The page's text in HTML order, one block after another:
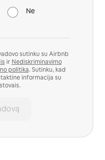
Ne
sutinku su Airbnb
ir Nediskriminavimo
politika. Sutinku, kad
informacija su